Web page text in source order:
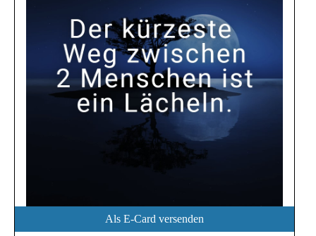
Als E-Card versenden